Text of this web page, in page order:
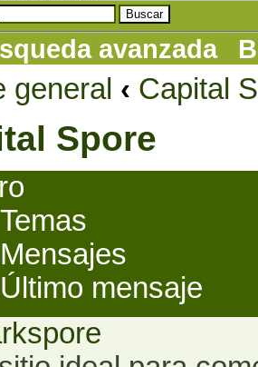
avanzada
general ‹ Capital
Spore
Temas
Mensajes
Último mensaje